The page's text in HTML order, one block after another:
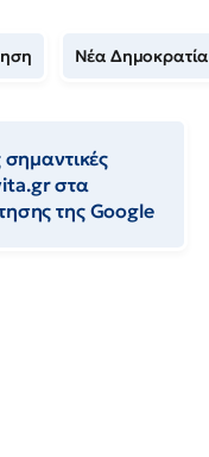
Νέα Δημοκρατία
στα
της Google